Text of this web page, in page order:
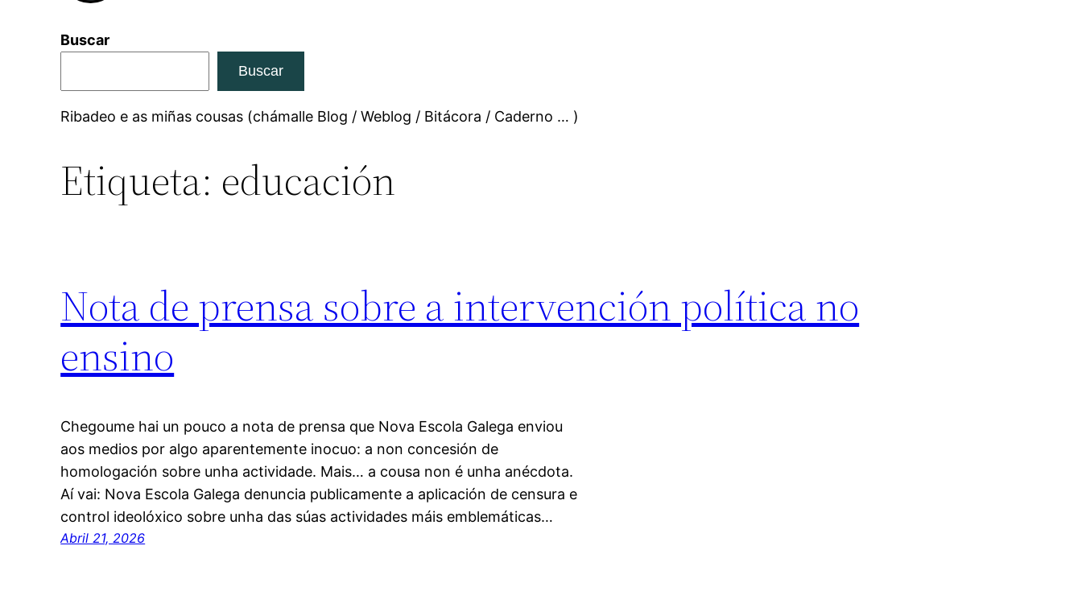
Buscar
Buscar
Ribadeo e as miñas cousas (chámalle Blog / Weblog / Bitácora / Caderno … )
Etiqueta: educación
Nota de prensa sobre a intervención política no
ensino
Chegoume hai un pouco a nota de prensa que Nova Escola Galega enviou
aos medios por algo aparentemente inocuo: a non concesión de
homologación sobre unha actividade. Mais… a cousa non é unha anécdota.
Aí vai: Nova Escola Galega denuncia publicamente a aplicación de censura e
control ideolóxico sobre unha das súas actividades máis emblemáticas…
Abril 21, 2026